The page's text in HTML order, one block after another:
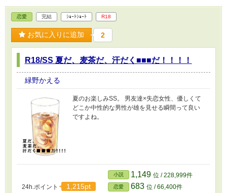
恋愛 完結 ｼｮｰﾄｼｮｰﾄ R18
お気に入りに追加 2
R18/SS 夏だ、麦茶だ、汗だく■■■だ！！！！
緑野かえる
夏のお楽しみSS。 男友達×失恋女性、優しくて
どこか中性的な男性が雄を見せる瞬間って良い
ですよね。
24h.ポイント 1,215pt
小説 1,149 位 / 228,999件
恋愛 683 位 / 66,400件